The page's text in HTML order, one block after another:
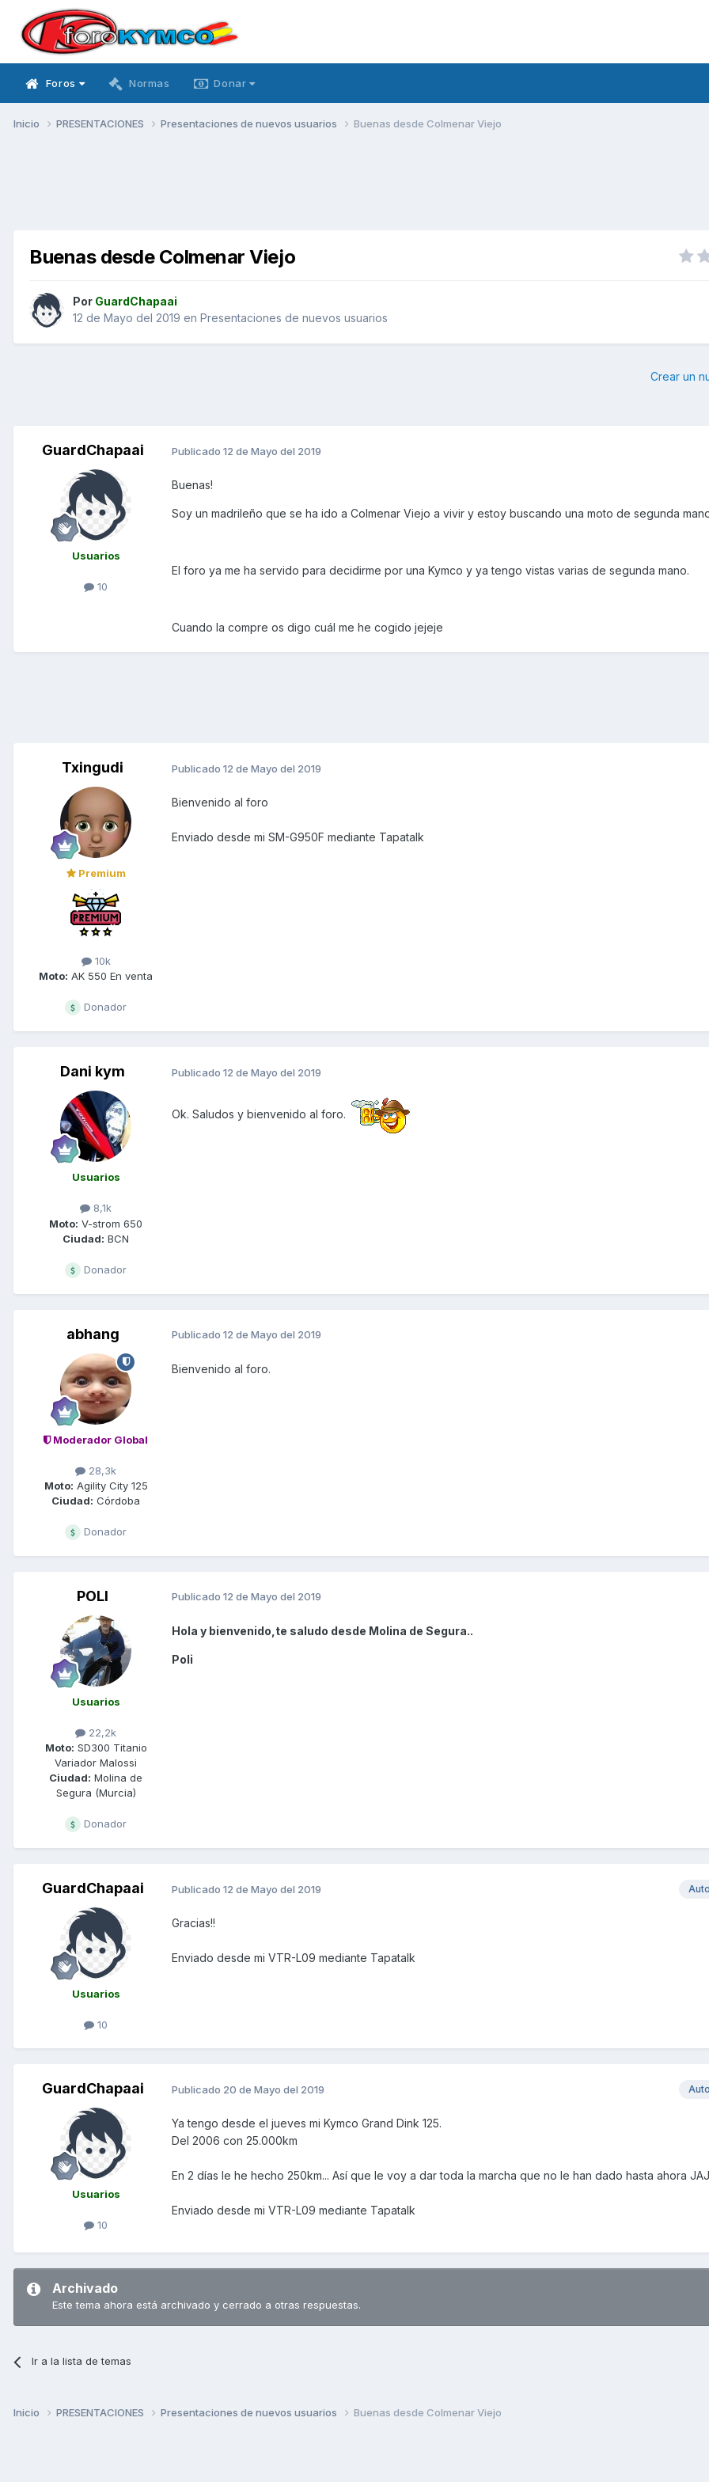
Foros Normas Donar
Inicio PRESENTACIONES Presentaciones de nuevos usuarios Buenas desde Colmenar Viejo
Buenas desde Colmenar Viejo
Por GuardChapaai
12 de Mayo del 2019 en Presentaciones de nuevos usuarios
Crear un
GuardChapaai
Usuarios
10
Publicado 12 de Mayo del 2019
Buenas!
Soy un madrileño que se ha ido a Colmenar Viejo a vivir y estoy buscando una moto de segunda
El foro ya me ha servido para decidirme por una Kymco y ya tengo vistas varias de segunda mano.
Cuando la compre os digo cuál me he cogido jejeje
Txingudi
Premium
10k
Moto: AK 550 En venta
Donador
Publicado 12 de Mayo del 2019
Bienvenido al foro
Enviado desde mi SM-G950F mediante Tapatalk
Dani kym
Usuarios
8,1k
Moto: V-strom 650
Ciudad: BCN
Donador
Publicado 12 de Mayo del 2019
Ok. Saludos y bienvenido al foro.
abhang
Moderador Global
28,3k
Moto: Agility City 125
Ciudad: Córdoba
Donador
Publicado 12 de Mayo del 2019
Bienvenido al foro.
POLI
Usuarios
22,2k
Moto: SD300 Titanio
Variador Malossi
Ciudad: Molina de
Segura (Murcia)
Donador
Publicado 12 de Mayo del 2019
Hola y bienvenido,te saludo desde Molina de Segura..
Poli
GuardChapaai
Usuarios
10
Publicado 12 de Mayo del 2019
Gracias!!
Enviado desde mi VTR-L09 mediante Tapatalk
GuardChapaai
Usuarios
10
Publicado 20 de Mayo del 2019
Ya tengo desde el jueves mi Kymco Grand Dink 125.
Del 2006 con 25.000km
En 2 días le he hecho 250km... Así que le voy a dar toda la marcha que no le han dado hasta ahora
Enviado desde mi VTR-L09 mediante Tapatalk
Archivado
Este tema ahora está archivado y cerrado a otras respuestas.
Ir a la lista de temas
Inicio PRESENTACIONES Presentaciones de nuevos usuarios Buenas desde Colmenar Viejo